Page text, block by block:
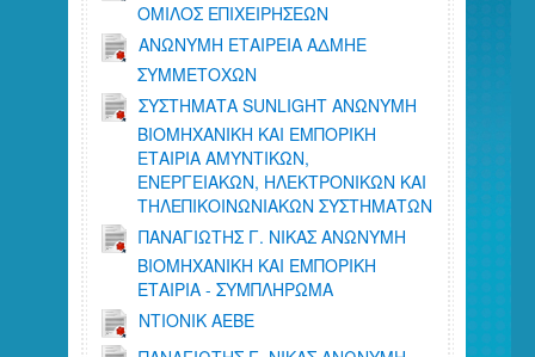
ΟΜΙΛΟΣ ΕΠΙΧΕΙΡΗΣΕΩΝ
ΑΝΩΝΥΜΗ ΕΤΑΙΡΕΙΑ ΑΔΜΗΕ
ΣΥΜΜΕΤΟΧΩΝ
ΣΥΣΤΗΜΑΤΑ SUNLIGHT ΑΝΩΝΥΜΗ
ΒΙΟΜΗΧΑΝΙΚΗ ΚΑΙ ΕΜΠΟΡΙΚΗ
ΕΤΑΙΡΙΑ ΑΜΥΝΤΙΚΩΝ,
ΕΝΕΡΓΕΙΑΚΩΝ, ΗΛΕΚΤΡΟΝΙΚΩΝ ΚΑΙ
ΤΗΛΕΠΙΚΟΙΝΩΝΙΑΚΩΝ ΣΥΣΤΗΜΑΤΩΝ
ΠΑΝΑΓΙΩΤΗΣ Γ. ΝΙΚΑΣ ΑΝΩΝΥΜΗ
ΒΙΟΜΗΧΑΝΙΚΗ ΚΑΙ ΕΜΠΟΡΙΚΗ
ΕΤΑΙΡΙΑ - ΣΥΜΠΛΗΡΩΜΑ
NTIONIK AEBE